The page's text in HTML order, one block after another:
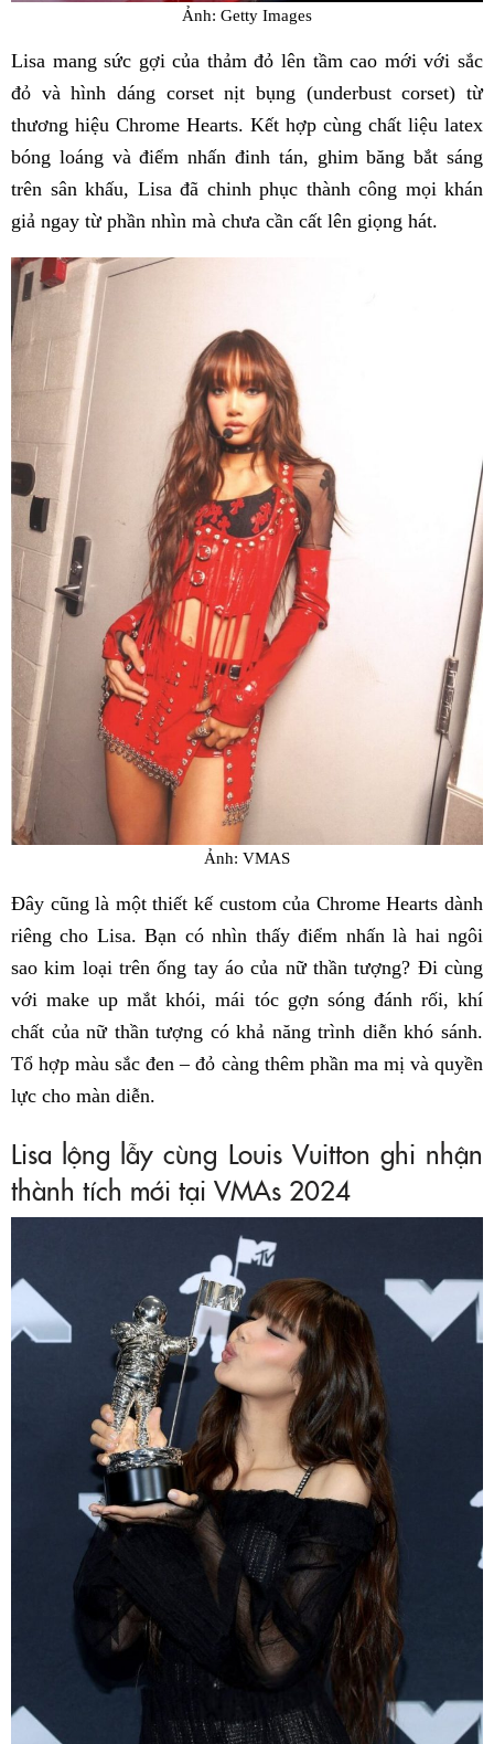
Ảnh: Getty Images
Lisa mang sức gợi của thảm đỏ lên tầm cao mới với sắc
đỏ và hình dáng corset nịt bụng (underbust corset) từ
thương hiệu Chrome Hearts. Kết hợp cùng chất liệu latex
bóng loáng và điểm nhấn đinh tán, ghim băng bắt sáng
trên sân khấu, Lisa đã chinh phục thành công mọi khán
giả ngay từ phần nhìn mà chưa cần cất lên giọng hát.
Ảnh: VMAS
Đây cũng là một thiết kế custom của Chrome Hearts dành
riêng cho Lisa. Bạn có nhìn thấy điểm nhấn là hai ngôi
sao kim loại trên ống tay áo của nữ thần tượng? Đi cùng
với make up mắt khói, mái tóc gợn sóng đánh rối, khí
chất của nữ thần tượng có khả năng trình diễn khó sánh.
Tổ hợp màu sắc đen – đỏ càng thêm phần ma mị và quyền
lực cho màn diễn.
Lisa lộng lẫy cùng Louis Vuitton ghi nhận
thành tích mới tại VMAs 2024